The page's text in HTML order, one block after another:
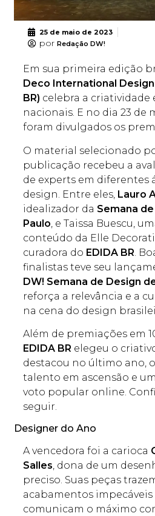
25 de maio de 2023
por Redação DW!
Em sua primeira edição
Deco International
BR) celebra a criatividade
nacionais. E no dia 23 de
foram divulgados os
O material selecionado
publicação recebeu a
de experts em diferentes
design. Entre eles, Lauro
idealizador da Semana
Paulo , e Taissa Buescu,
conteúdo da Elle
curadora do EDIDA BR .
finalistas teve seu
DW! Semana de Design
reforça a relevância e a
na cena do design
Além de premiações em
EDIDA BR elegeu o
destacou no último ano,
talento em ascensão e
voto popular online.
seguir.
Designer do Ano
A vencedora foi a carioca
Salles, dona de um
preciso. Suas peças
acabamentos impecáveis
comunicam o máximo